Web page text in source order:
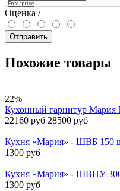
Оценка /
Отправить
Похожие товары
22%
Кухонный гарнитур
22160 руб 28500 руб
Кухня «Мария» - ШВБ 150
1300 руб
Кухня «Мария» - ШВПУ 300
1300 руб